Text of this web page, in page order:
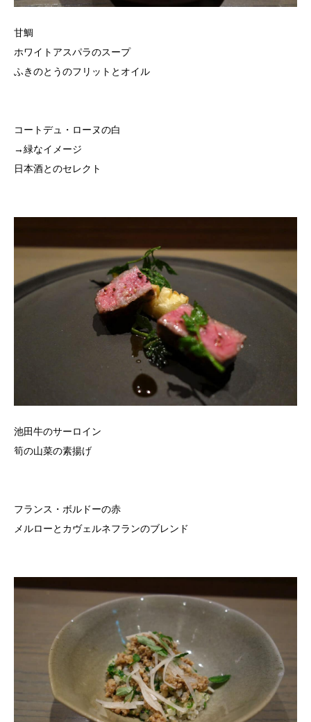
甘鯛
ホワイトアスパラのスープ
ふきのとうのフリットとオイル
コートデュ・ローヌの白
→緑なイメージ
日本酒とのセレクト
池田牛のサーロイン
筍の山菜の素揚げ
フランス・ボルドーの赤
メルローとカヴェルネフランのブレンド